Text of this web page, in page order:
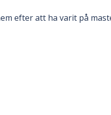
efter att ha varit på